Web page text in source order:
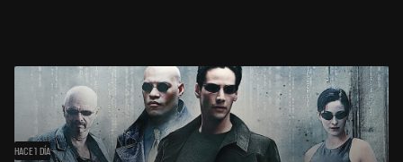
HACE 1 DÍA